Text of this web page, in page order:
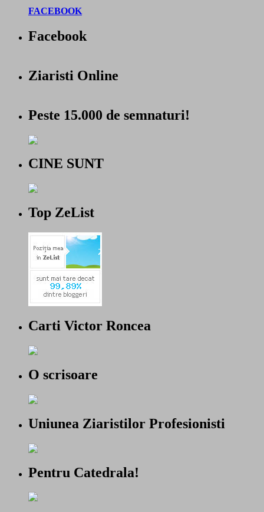
FACEBOOK
Facebook
Ziaristi Online
Peste 15.000 de semnaturi!
CINE SUNT
Top ZeList
Carti Victor Roncea
O scrisoare
Uniunea Ziaristilor Profesionisti
Pentru Catedrala!